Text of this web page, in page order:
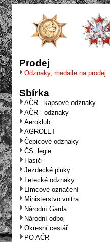
Prodej
Odznaky, medaile na prodej
Sbírka
AČR - kapsové odznaky
AČR - odznaky
Aeroklub
AGROLET
Čepicové odznaky
ČS. legie
Hasiči
Jezdecké pluky
Letecké odznaky
Límcové označení
Ministerstvo vnitra
Národní Garda
Národní odboj
Okresní cestář
PO AČR